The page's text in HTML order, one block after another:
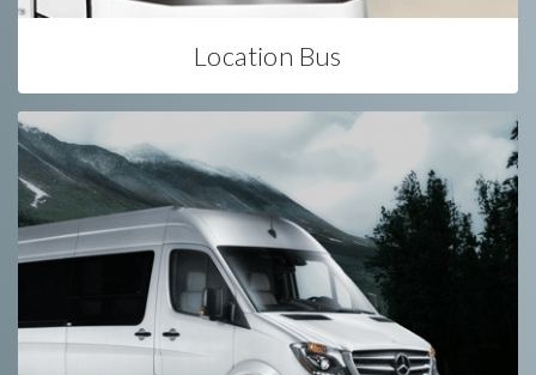
Location Bus